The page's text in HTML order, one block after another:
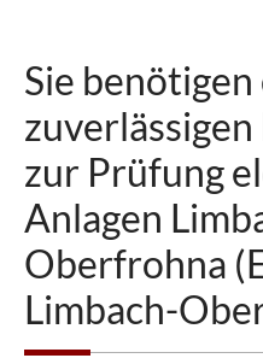
Sie benötigen
zur Prüfung
Anlagen
Oberfrohna
Limbach-